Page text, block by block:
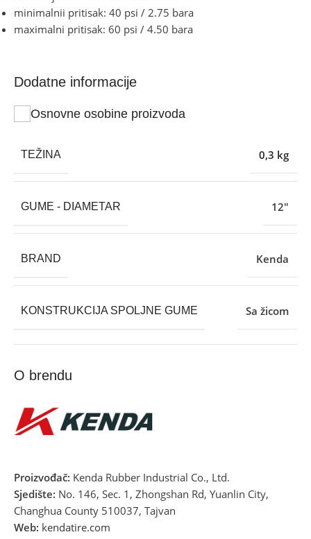
minimalnii pritisak: 40 psi / 2.75 bara
maximalni pritisak: 60 psi / 4.50 bara
Dodatne informacije
Osnovne osobine proizvoda
TEŽINA 0,3 kg
GUME - DIAMETAR 12″
BRAND Kenda
KONSTRUKCIJA SPOLJNE GUME Sa žicom
O brendu
Proizvođač: Kenda Rubber Industrial Co., Ltd.
Sjedište: No. 146, Sec. 1, Zhongshan Rd, Yuanlin City,
Changhua County 510037, Tajvan
Web: kendatire.com